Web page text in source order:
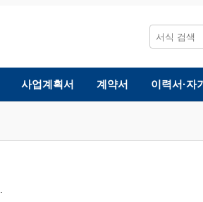
사업계획서 계약서 이력서·자